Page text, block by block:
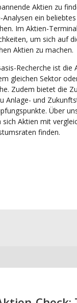
Aktien zu
Analysen ein
Im Aktien-
um sich auf
Aktien zu machen.
Recherche ist die
gleichen Sektor
Zudem bietet die
Anlage- und
Über
sich Aktien mit
finden.